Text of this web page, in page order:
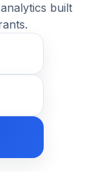
built